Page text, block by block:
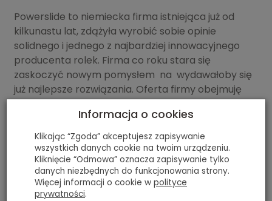
Powerslide to niemiecka firma istniejąca już od
kilkunastu lat, zdążyła wyrobić sobie opinie
solidnego i jednego z najbardziej innowacyjnego
producenta rolek. Firma co roku stara się
zaskoczyć nowym pomysłem na wydawałoby się
już najlepsze rozwiązania. Oferta firmy obejmuję
praktycznie każdą dyscyplinę jazdy na rolkach.
Informacja o cookies
Klikając “Zgoda” akceptujesz zapisywanie
wszystkich danych cookie na twoim urządzeniu.
Kliknięcie “Odmowa” oznacza zapisywanie tylko
danych niezbędnych do funkcjonowania strony.
Więcej informacji o cookie w polityce
prywatności.